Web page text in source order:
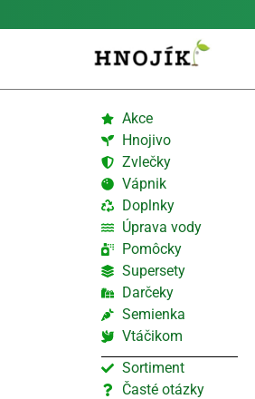
Akce
Hnojivo
Zvlečky
Vápnik
Doplnky
Úprava vody
Pomôcky
Supersety
Darčeky
Semienka
Vtáčikom
Sortiment
Časté otázky